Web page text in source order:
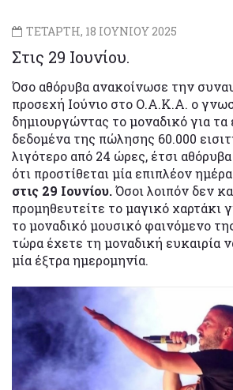
ΤΕΤΑΡΤΗ, 18 ΙΟΥΝΙΟΥ 2025
Στις 29 Ιουνίου.
Όσο αθόρυβα ανακοίνωσε την
προσεχή Ιούνιο στο Ο.Α.Κ.Α. ο
δημιουργώντας το μοναδικό για τα
δεδομένα της πώλησης 60.000
λιγότερο από 24 ώρες, έτσι
ότι προστίθεται μία επιπλέον ημέρα
στις 29 Ιουνίου.Όσοι λοιπόν δεν
προμηθευτείτε το μαγικό χαρτάκι
το μοναδικό μουσικό φαινόμενο
τώρα έχετε τη μοναδική ευκαιρία
μία έξτρα ημερομηνία.